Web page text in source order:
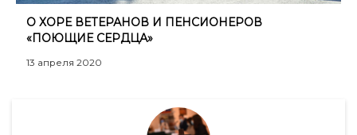
О ХОРЕ ВЕТЕРАНОВ И ПЕНСИОНЕРОВ
«ПОЮЩИЕ СЕРДЦА»
13 апреля 2020